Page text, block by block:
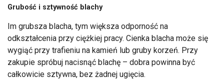
Grubość i sztywność blachy
Im grubsza blacha, tym większa odporność na
odkształcenia przy ciężkiej pracy. Cienka blacha może się
wygiąć przy trafieniu na kamień lub gruby korzeń. Przy
zakupie spróbuj nacisnąć blachę – dobra powinna być
całkowicie sztywna, bez żadnej ugięcia.